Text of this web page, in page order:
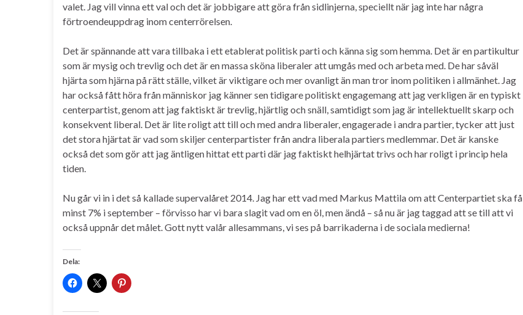
valet. Jag vill vinna ett val och det är jobbigare att göra från sidlinjerna, speciellt när jag inte har några
förtroendeuppdrag inom centerrörelsen.
Det är spännande att vara tillbaka i ett etablerat politisk parti och känna sig som hemma. Det är en partikultur
som är mysig och trevlig och det är en massa sköna liberaler att umgås med och arbeta med. De har såväl
hjärta som hjärna på rätt ställe, vilket är viktigare och mer ovanligt än man tror inom politiken i allmänhet. Jag
har också fått höra från människor jag känner sen tidigare politiskt engagemang att jag verkligen är en typiskt
centerpartist, genom att jag faktiskt är trevlig, hjärtlig och snäll, samtidigt som jag är intellektuellt skarp och
konsekvent liberal. Det är lite roligt att till och med andra liberaler, engagerade i andra partier, tycker att just
det stora hjärtat är vad som skiljer centerpartister från andra liberala partiers medlemmar. Det är kanske
också det som gör att jag äntligen hittat ett parti där jag faktiskt helhjärtat trivs och har roligt i princip hela
tiden.
Nu går vi in i det så kallade supervalåret 2014. Jag har ett vad med Markus Mattila om att Centerpartiet ska få
minst 7% i september – förvisso har vi bara slagit vad om en öl, men ändå – så nu är jag taggad att se till att vi
också uppnår det målet. Gott nytt valår allesammans, vi ses på barrikaderna i de sociala medierna!
Dela: